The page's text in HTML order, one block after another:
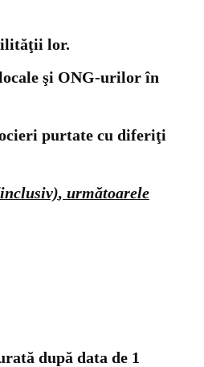
lor.
şi ONG-urilor în
purtate cu diferiţi
, următoarele
după data de 1